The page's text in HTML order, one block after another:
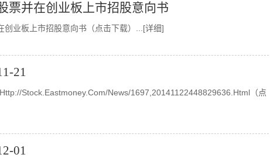
票并在创业板上市招股意向书
业板上市招股意向书（点击下载）
...[详细]
21
stock.eastmoney.com/news/1697,20141122448829636.html（点
01